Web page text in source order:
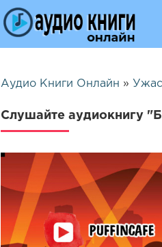
Аудио Книги Онлайн »
Слушайте аудиокнигу